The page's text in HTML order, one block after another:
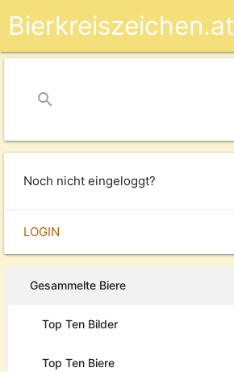
Bierkreiszeichen.at
search
Noch nicht eingeloggt?
LOGIN
Gesammelte Biere
Top Ten Bilder
Top Ten Biere